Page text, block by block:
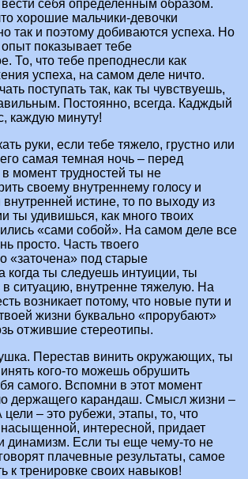
вести себя определенным образом.
хорошие мальчики-девочки
так и поэтому добиваются успеха. Но
показывает тебе
То, что тебе преподнесли как
успеха, на самом деле ничто.
поступать так, как ты чувствуешь,
Постоянно, всегда. Кадждый
каждую минуту!
руки, если тебе тяжело, грустно или
самая темная ночь – перед
момент трудностей ты не
своему внутреннему голосу и
истине, то по выходу из
ты удивишься, как много твоих
«сами собой». На самом деле все
просто. Часть твоего
«заточена» под старые
когда ты следуешь интуиции, ты
ситуацию, внутренне тяжелую. На
возникает потому, что новые пути и
жизни буквально «прорубают»
отжившие стереотипы.
Перестав винить окружающих, ты
кого-то можешь обрушить
самого. Вспомни в этот момент
держащего карандаш. Смысл жизни –
– это рубежи, этапы, то, что
интересной, придает
динамизм. Если ты еще чему-то не
плачевные результаты, самое
к тренировке своих навыков!